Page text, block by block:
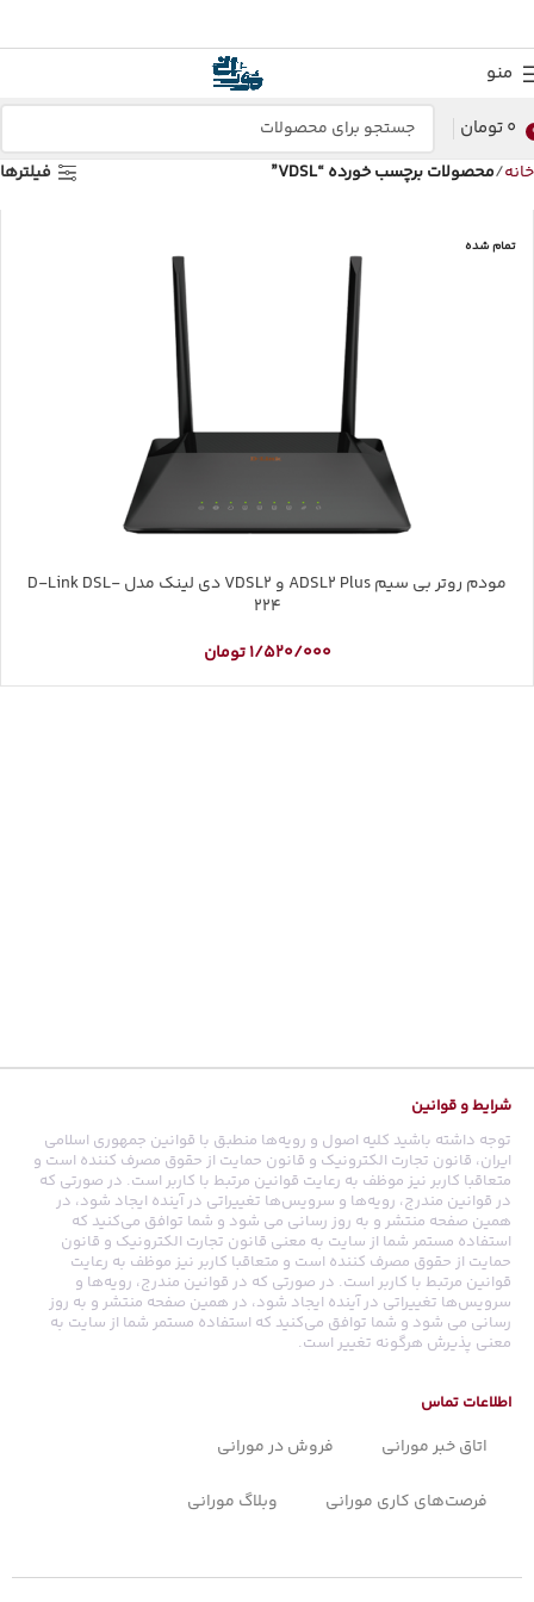
منو
0تومان
خانه محصولات برچسب خورده “VDSL” فیلترها
تمام شده
مودم روتر بی سیم ADSL2 Plus و VDSL2 دی لینک مدل D-Link DSL-
224
1/520/000 تومان
شرایط و قوانین
توجه داشته باشید کلیه اصول و رویه‏‌ها منطبق با قوانین جمهوری اسلامی
ایران، قانون تجارت الکترونیک و قانون حمایت از حقوق مصرف کننده است و
متعاقبا کاربر نیز موظف به رعایت قوانین مرتبط با کاربر است. در صورتی که
در قوانین مندرج، رویه‏‌ها و سرویس‏‌ها تغییراتی در آینده ایجاد شود، در
همین صفحه منتشر و به روز رسانی می شود و شما توافق می‏‌کنید که
استفاده مستمر شما از سایت به معنی قانون تجارت الکترونیک و قانون
حمایت از حقوق مصرف کننده است و متعاقبا کاربر نیز موظف به رعایت
قوانین مرتبط با کاربر است. در صورتی که در قوانین مندرج، رویه‏‌ها و
سرویس‏‌ها تغییراتی در آینده ایجاد شود، در همین صفحه منتشر و به روز
رسانی می شود و شما توافق می‏‌کنید که استفاده مستمر شما از سایت به
معنی پذیرش هرگونه تغییر است.
اطلاعات تماس
اتاق خبر مورانی فروش در مورانی
فرصت‌های کاری مورانی وبلاگ مورانی